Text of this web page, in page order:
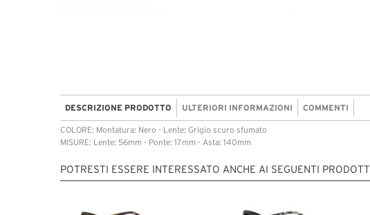
DESCRIZIONE PRODOTTO ULTERIORI INFORMAZIONI COMMENTI
COLORE: Montatura: Nero - Lente: Grigio scuro sfumato
MISURE: Lente: 56mm - Ponte: 17mm - Asta: 140mm
POTRESTI ESSERE INTERESSATO ANCHE AI SEGUENTI PRODOTTI